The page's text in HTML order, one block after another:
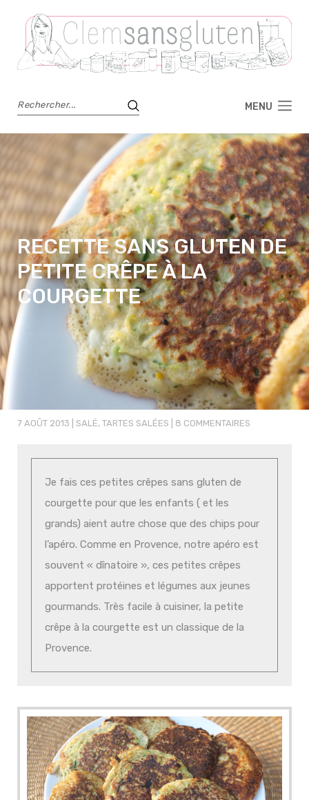
MENU
RECETTE SANS GLUTEN DE
PETITE CRÊPE À LA
COURGETTE
7 AOÛT 2013 SALÉ, TARTES SALÉES 8 COMMENTAIRES
Je fais ces petites crêpes sans gluten de
courgette pour que les enfants ( et les
grands) aient autre chose que des chips pour
l’apéro. Comme en Provence, notre apéro est
souvent « dînatoire », ces petites crêpes
apportent protéines et légumes aux jeunes
gourmands. Très facile à cuisiner, la petite
crêpe à la courgette est un classique de la
Provence.